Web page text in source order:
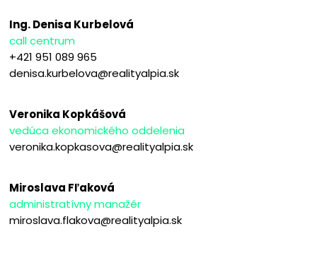
Ing. Denisa Kurbelová
call centrum
+421 951 089 965
denisa.kurbelova@realityalpia.sk
Veronika Kopkášová
vedúca ekonomického oddelenia
veronika.kopkasova@realityalpia.sk
Miroslava Fľaková
administratívny manažér
miroslava.flakova@realityalpia.sk